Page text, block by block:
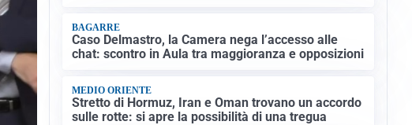
BAGARRE
Caso Delmastro, la Camera nega l’accesso alle
chat: scontro in Aula tra maggioranza e opposizioni
MEDIO ORIENTE
Stretto di Hormuz, Iran e Oman trovano un accordo
sulle rotte: si apre la possibilità di una tregua